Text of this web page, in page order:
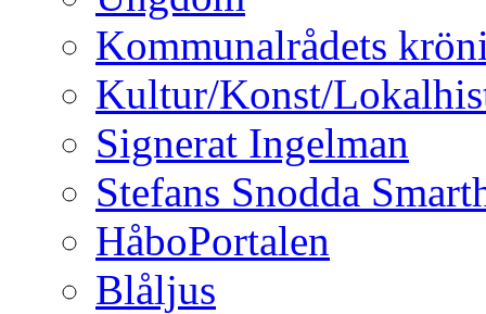
Kommunalrådets
Kultur/Konst/
Signerat Ingelman
Stefans Snodda
HåboPortalen
Blåljus